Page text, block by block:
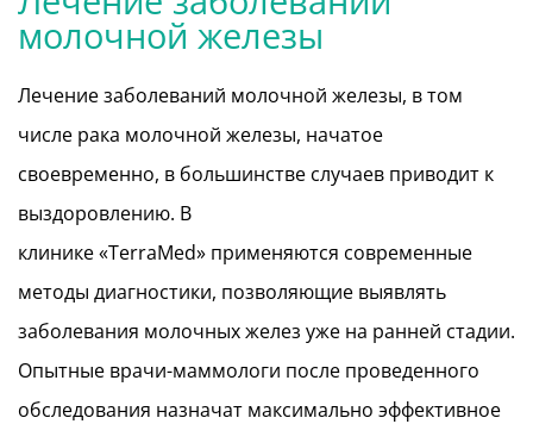
молочной железы
Лечение заболеваний молочной железы, в том
числе рака молочной железы, начатое
своевременно, в большинстве случаев приводит к
выздоровлению. В
клинике «TerraMed» применяются современные
методы диагностики, позволяющие выявлять
заболевания молочных желез уже на ранней стадии.
Опытные врачи-маммологи после проведенного
обследования назначат максимально эффективное